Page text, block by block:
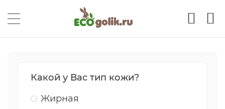
Какой у Вас тип кожи?
Жирная